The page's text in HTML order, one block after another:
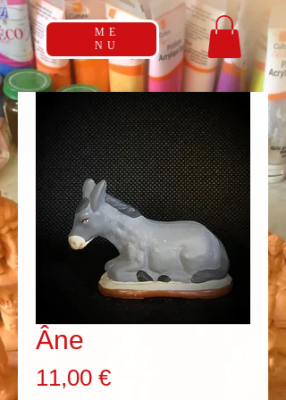
ME
NU
Âne
11,00 €Prix